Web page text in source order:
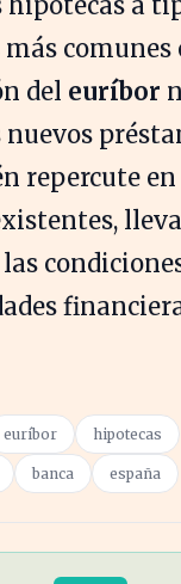
comunes
del euríbor
nuevos
repercute en
euríbor hipotecas
banca españa